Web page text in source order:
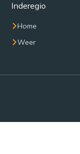
Inderegio
Home
Weer